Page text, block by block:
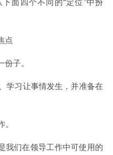
面四个不同的“定位”中扮
点
子。
学习让事情发生，并准备在
。
我们在领导工作中可使用的